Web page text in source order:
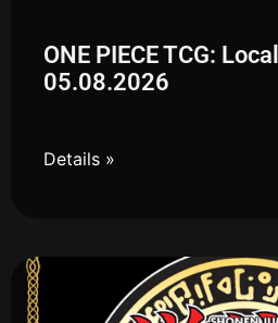
ONE PIECE TCG:
05.08.2026
Details »